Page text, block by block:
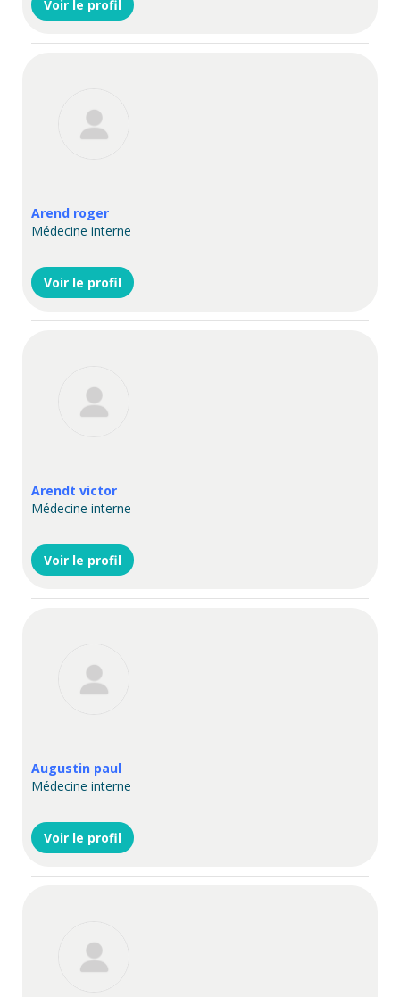
Voir le profil
Arend roger
Médecine interne
Voir le profil
Arendt victor
Médecine interne
Voir le profil
Augustin paul
Médecine interne
Voir le profil